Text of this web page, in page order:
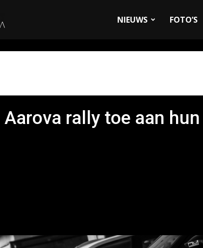
NIEUWS FOTO’S
rally toe aan hun